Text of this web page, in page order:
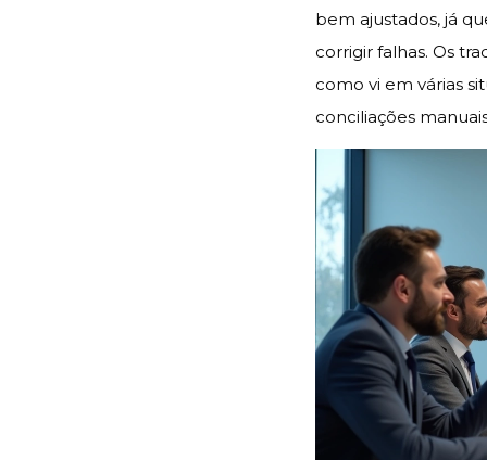
bem ajustados, já
corrigir falhas. Os
como vi em várias
conciliações